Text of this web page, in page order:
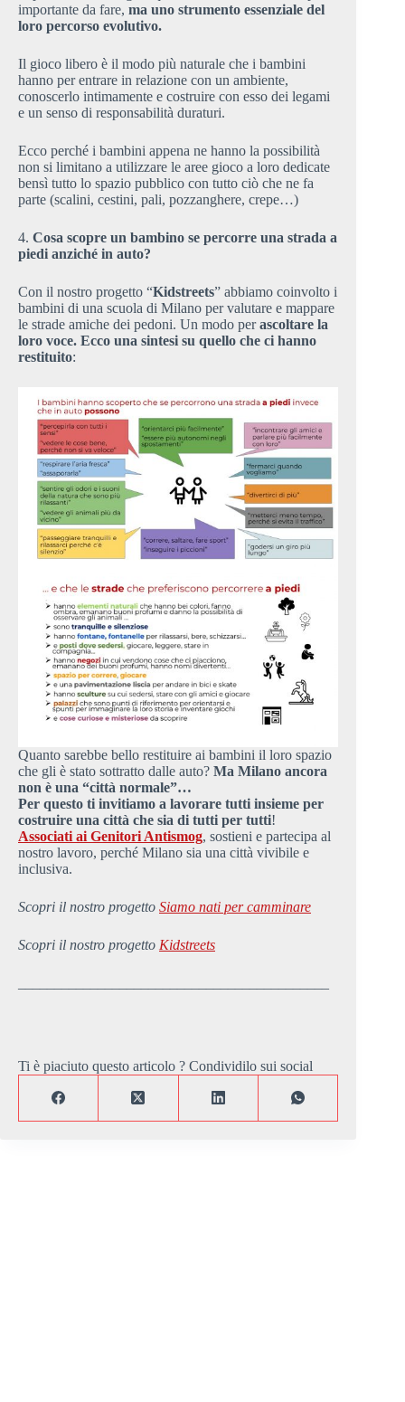
importante da fare, ma uno strumento essenziale del
loro percorso evolutivo.
Il gioco libero è il modo più naturale che i bambini
hanno per entrare in relazione con un ambiente,
conoscerlo intimamente e costruire con esso dei legami
e un senso di responsabilità duraturi.
Ecco perché i bambini appena ne hanno la possibilità
non si limitano a utilizzare le aree gioco a loro dedicate
bensì tutto lo spazio pubblico con tutto ciò che ne fa
parte (scalini, cestini, pali, pozzanghere, crepe…)
4. Cosa scopre un bambino se percorre una strada a
piedi anziché in auto?
Con il nostro progetto “Kidstreets” abbiamo coinvolto i
bambini di una scuola di Milano per valutare e mappare
le strade amiche dei pedoni. Un modo perascoltare la
loro voce. Ecco una sintesi su quello che ci hanno
restituito:
Quanto sarebbe bello restituire ai bambini il loro spazio
che gli è stato sottratto dalle auto? Ma Milano ancora
non è una “città normale”…
Per questo ti invitiamo a lavorare tutti insieme per
costruire una città che sia di tutti per tutti!
Associati ai Genitori Antismog, sostieni e partecipa al
nostro lavoro, perché Milano sia una città vivibile e
inclusiva.
Scopri il nostro progetto Siamo nati per camminare
Scopri il nostro progetto Kidstreets
Ti è piaciuto questo articolo ? Condividilo sui social